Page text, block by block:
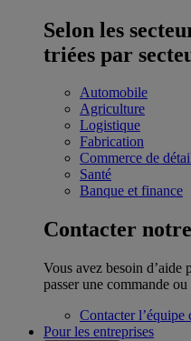
Selon les
triées par
Automobile
Agriculture
Logistique
Fabrication
Commerce de
Santé
Banque et finance
Contacter
Vous avez besoin d’aide
passer une commande
Contacter l’équipe
Pour les entreprises